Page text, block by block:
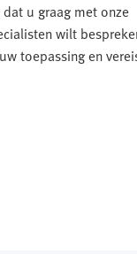
u graag met onze
wilt
toepassing en